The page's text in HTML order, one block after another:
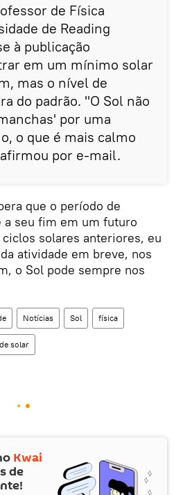
de Física
de Reading
à publicação
em um mínimo solar
mas o nível de
do padrão. "O Sol não
por uma
o que é mais calmo
por e-mail.
que o período de
a seu fim em um futuro
solares anteriores, eu
atividade em breve, nos
o Sol pode sempre nos
Notícias Sol física
solar
Kwai
de